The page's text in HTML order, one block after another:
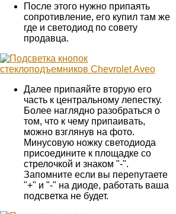
После этого нужно припаять
сопротивление, его купил там же
где и светодиод по совету
продавца.
Далее припаяйте вторую его
часть к центральному лепестку.
Более наглядно разобраться о
том, что к чему припаивать,
можно взглянув на фото.
Минусовую ножку светодиода
присоедините к площадке со
стрелочкой и знаком "-".
Запомните если вы перепутаете
"+" и "-" на диоде, работать ваша
подсветка не будет.